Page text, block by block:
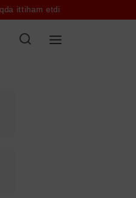
İsrail Livanda qəbiristanlığı
biznes Müsahibə